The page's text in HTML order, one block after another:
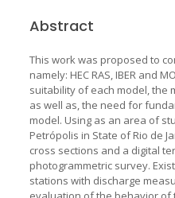
Abstract
This work was proposed to
namely: HEC RAS, IBER and
suitability of each model, the
as well as, the need for
model. Using as an area of
Petrópolis in State of Rio de
cross sections and a digital
photogrammetric survey.
stations with discharge